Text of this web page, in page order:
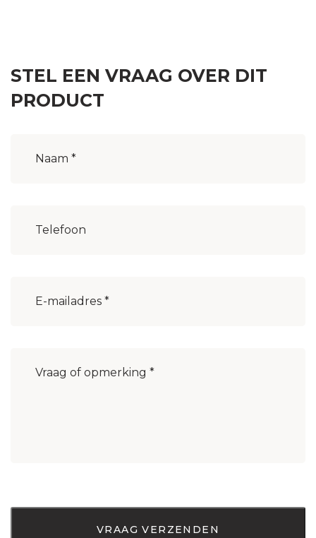
STEL EEN VRAAG OVER DIT
PRODUCT
mailadres (Vereist)